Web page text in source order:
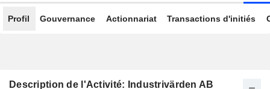
Profil Gouvernance Actionnariat Transactions d'initiés
Description de l'Activité: Industrivärden AB